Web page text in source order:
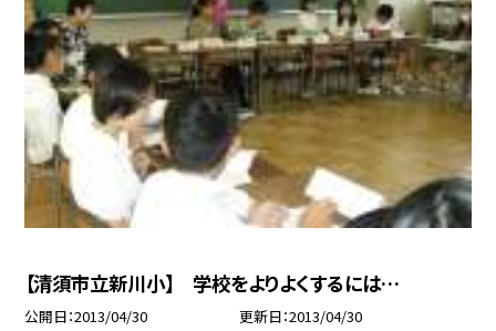
【清須市立新川小】 学校をよりよくするには…
公開日 2013/04/30 更新日 2013/04/30